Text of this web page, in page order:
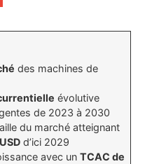
des machines de
évolutive
de 2023 à 2030
du marché atteignant
d’ici 2029
avec unTCAC de